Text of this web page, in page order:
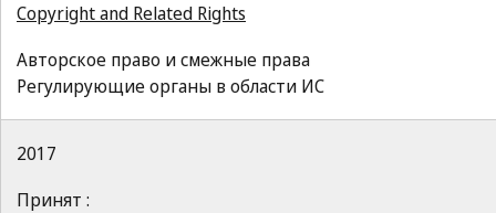
Copyright and Related Rights
Авторское право и смежные права
Регулирующие органы в области ИС
2017
Принят :